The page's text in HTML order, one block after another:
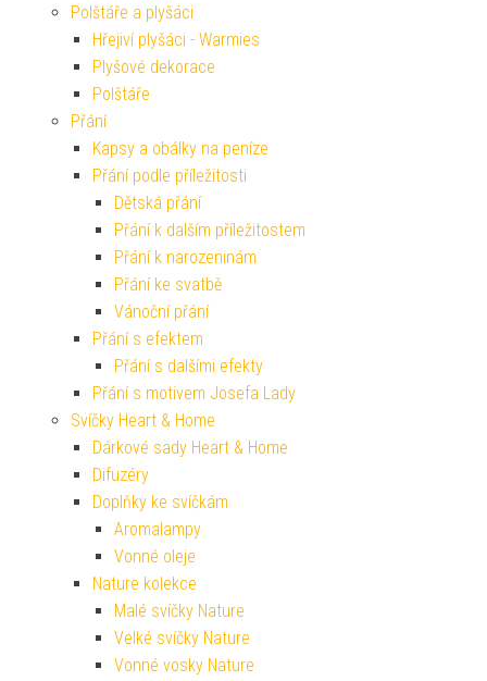
Polštáře a plyšáci
Hřejiví plyšáci - Warmies
Plyšové dekorace
Polštáře
Přání
Kapsy a obálky na peníze
Přání podle příležitosti
Dětská přání
Přání k dalším příležitostem
Přání k narozeninám
Přání ke svatbě
Vánoční přání
Přání s efektem
Přání s dalšími efekty
Přání s motivem Josefa Lady
Svíčky Heart & Home
Dárkové sady Heart & Home
Difuzéry
Doplňky ke svíčkám
Aromalampy
Vonné oleje
Nature kolekce
Malé svíčky Nature
Velké svíčky Nature
Vonné vosky Nature